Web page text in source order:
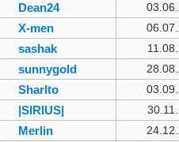
Dean24
X-men
sashak
sunnygold
Sharlto
|SIRIUS|
Merlin